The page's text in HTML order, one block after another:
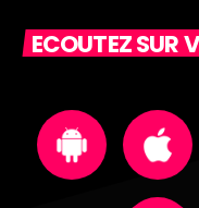
ECOUTEZ SUR